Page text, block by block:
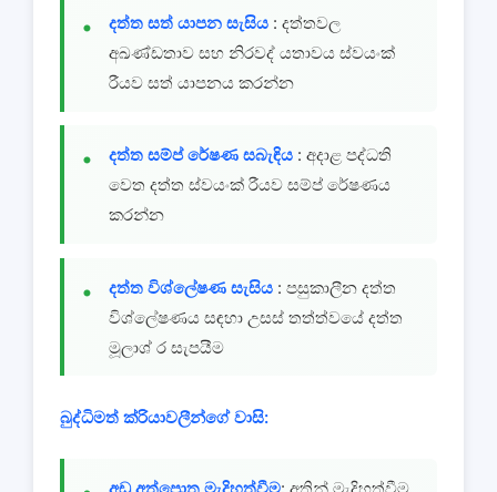
දත්ත සත් යාපන සැසිය : දත්තවල
අඛණ්ඩතාව සහ නිරවද් යතාවය ස්වයංක්
රීයව සත් යාපනය කරන්න
දත්ත සම්ප් රේෂණ සබැඳිය : අදාළ පද්ධති
වෙත දත්ත ස්වයංක් රීයව සම්ප් රේෂණය
කරන්න
දත්ත විශ්ලේෂණ සැසිය : පසුකාලීන දත්ත
විශ්ලේෂණය සඳහා උසස් තත්ත්වයේ දත්ත
මූලාශ් ර සැපයීම
බුද්ධිමත් ක්රියාවලීන්ගේ වාසි: